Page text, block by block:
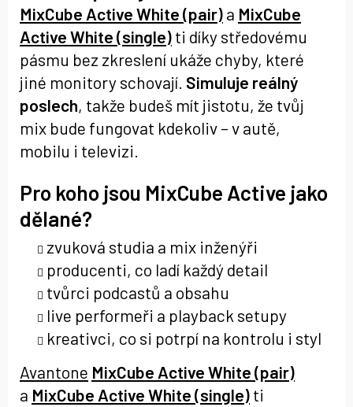
MixCube Active White (pair) a MixCube
Active White (single) ti díky středovému
pásmu bez zkreslení ukáže chyby, které
jiné monitory schovají. Simuluje reálný
poslech, takže budeš mít jistotu, že tvůj
mix bude fungovat kdekoliv – v autě,
mobilu i televizi.
Pro koho jsou MixCube Active jako
dělané?
zvuková studia a mix inženýři
producenti, co ladí každý detail
tvůrci podcastů a obsahu
live performeři a playback setupy
kreativci, co si potrpí na kontrolu i styl
Avantone MixCube Active White (pair)
a MixCube Active White (single) ti